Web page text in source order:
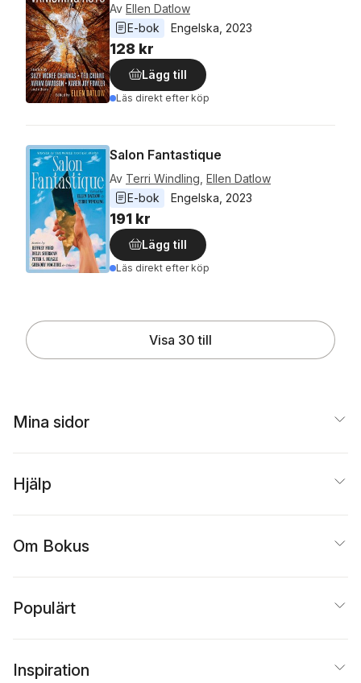
Av Ellen Datlow
E-bok
Engelska 2023
128 kr
Lägg till
Läs direkt efter köp
Salon Fantastique
Av Terri Windling Ellen Datlow
E-bok
Engelska 2023
191 kr
Lägg till
Läs direkt efter köp
Visa 30 till
Mina sidor
Hjälp
Om Bokus
Populärt
Inspiration